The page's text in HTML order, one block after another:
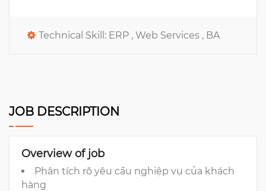
Technical Skill: ERP , Web Services , BA
JOB DESCRIPTION
Overview of job
Phân tích rõ yêu cầu nghiệp vụ của khách
hàng